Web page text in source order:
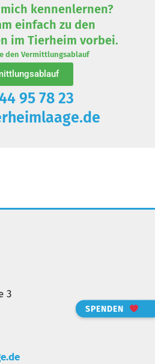
kennenlernen?
einfach zu den
im Tierheim vorbei.
den Vermittlungsablauf
95 78 23
3
SPENDEN